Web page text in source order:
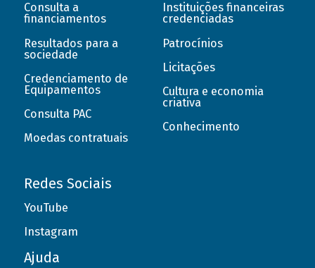
Consulta a
financiamentos
Resultados para a
sociedade
Credenciamento de
Equipamentos
Consulta PAC
Moedas contratuais
Instituições financeiras
credenciadas
Patrocínios
Licitações
Cultura e economia
criativa
Conhecimento
Redes Sociais
YouTube
Instagram
Ajuda